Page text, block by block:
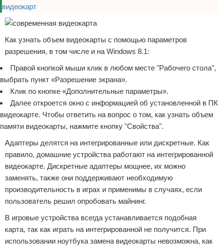
Как узнать объем видеокарты с помощью параметров
разрешения, в том числе и на Windows 8.1:
Правой кнопкой мыши клик в любом месте "Рабочего стола",
выбрать пункт «Разрешение экрана».
Клик по кнопке «Дополнительные параметры».
Далее откроется окно с информацией об установленной в ПК
видеокарте. Чтобы ответить на вопрос о том, как узнать объем
памяти видеокарты, нажмите кнопку "Свойства".
Адаптеры делятся на интегрированные или дискретные. Как
правило, домашние устройства работают на интегрированной
видеокарте. Дискретные адаптеры мощнее, их можно
заменять, также они поддерживают необходимую
производительность в играх и применимы в случаях, если
пользователь решил опробовать майнинг.
В игровые устройства всегда устанавливается подобная
карта, так как играть на интегрированной не получится. При
использовании ноутбука замена видеокарты невозможна, как